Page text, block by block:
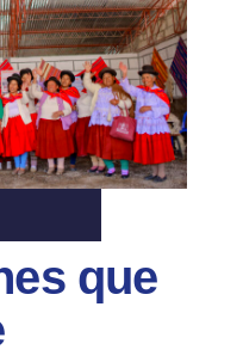
que